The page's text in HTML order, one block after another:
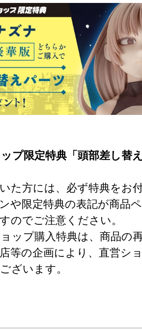
プ限定特典「頭部差し替
た方には、必ず特典をお
や限定特典の表記が商品
のでご注意ください。
ップ購入特典は、商品の
等の企画により、直営シ
ざいます。